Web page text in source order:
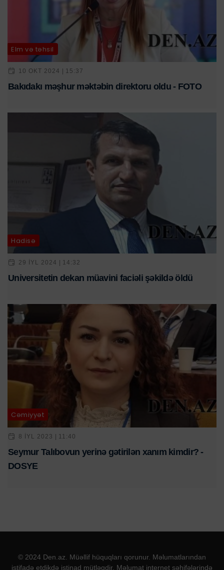
Elm və təhsil
10 OKT 2024 | 15:37
Bakıdakı məşhur məktəbin direktoru oldu - FOTO
Hadisə
29 IYL 2024 | 14:32
Universitetin dekan müavini faciəli şəkildə öldü
Cəmiyyət
8 IYL 2023 | 11:40
Seymur Talıbovun yerinə gətirilən xanım kimdir? -
DOSYE
© 2024 Den.az. Müəllif hüquqları qorunur. Məlumatlarından
istifadə etdikdə istinad mütləqdir. Məlumat internet səhifələrində